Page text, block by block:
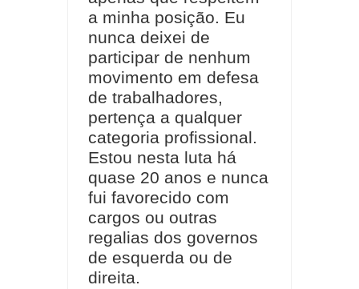
a minha posição. Eu
nunca deixei de
participar de nenhum
movimento em defesa
de trabalhadores,
pertença a qualquer
categoria profissional.
Estou nesta luta há
quase 20 anos e nunca
fui favorecido com
cargos ou outras
regalias dos governos
de esquerda ou de
direita.